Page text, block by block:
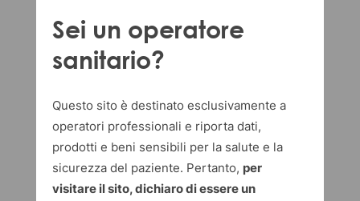
Dispotech Media TeaminLinea Medicale
10 novembre 2023
semplice ed efficace per curare un
butto gonfiore post caduta o per
dare sollievo ai tuoi muscoli
doloranti, il gel pack Dispotech fa
Sei un operatore
sanitario?
Questo sito è destinato esclusivamente a
operatori professionali e riporta dati,
prodotti e beni sensibili per la salute e la
sicurezza del paziente. Pertanto, per
visitare il sito, dichiaro di essere un